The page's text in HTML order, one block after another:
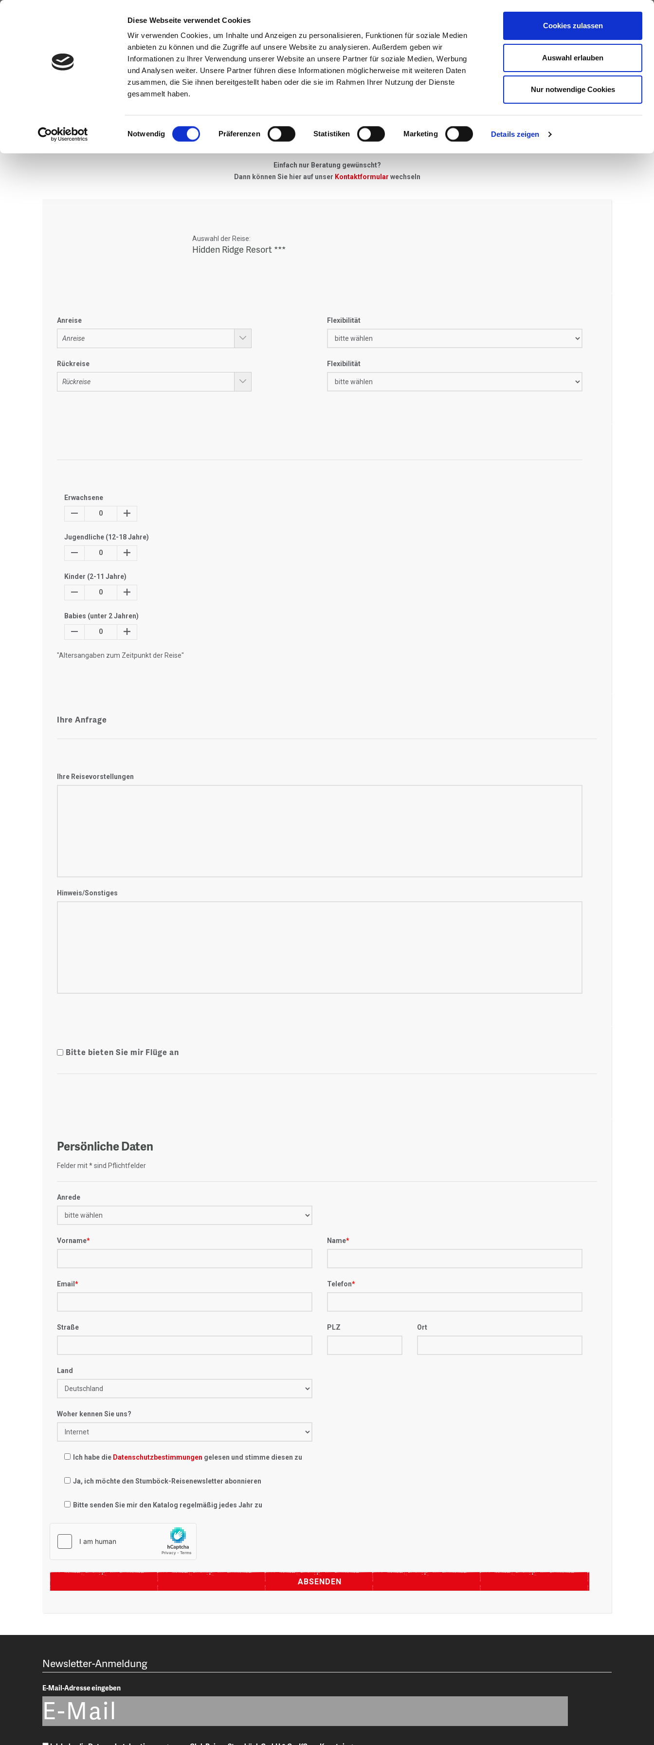
Diese Webseite verwendet Cookies
Wir verwenden Cookies, um Inhalte und Anzeigen zu personalisieren, Funktionen für soziale Medien
anbieten zu können und die Zugriffe auf unsere Website zu analysieren. Außerdem geben wir
Informationen zu Ihrer Verwendung unserer Website an unsere Partner für soziale Medien, Werbung
und Analysen weiter. Unsere Partner führen diese Informationen möglicherweise mit weiteren Daten
zusammen, die Sie ihnen bereitgestellt haben oder die sie im Rahmen Ihrer Nutzung der Dienste
gesammelt haben.
Einwilligungsauswahl
Notwendig Präferenzen Statistiken Marketing Details zeigen
Cookies zulassen
Auswahl erlauben
Nur notwendige Cookies
Anfragen
Neues Angebot
Wenn Sie konkrete Vorstellungen zu Ihrer Skireise haben - einfach unser Anfrageformular ausfüllen, wir melden uns umgehend bei Ihnen.
Einfach nur Beratung gewünscht?
Dann können Sie hier auf unser Kontaktformular wechseln
Auswahl der Reise:
Hidden Ridge Resort ***
Anreise Flexibilität
Rückreise Flexibilität
Erwachsene
0
Jugendliche (12-18 Jahre)
0
Kinder (2-11 Jahre)
0
Babies (unter 2 Jahren)
0
"Altersangaben zum Zeitpunkt der Reise"
Ihre Anfrage
Ihre Reisevorstellungen
Hinweis/Sonstiges
Bitte bieten Sie mir Flüge an
Persönliche Daten
Felder mit * sind Pflichtfelder
Anrede
Vorname* Name*
Email * Telefon*
Straße PLZ Ort
Land
Woher kennen Sie uns?
Ich habe die Datenschutzbestimmungen gelesen und stimme diesen zu
Ja, ich möchte den Stumböck-Reisenewsletter abonnieren
Bitte senden Sie mir den Katalog regelmäßig jedes Jahr zu
Newsletter-Anmeldung
E-Mail-Adresse eingeben